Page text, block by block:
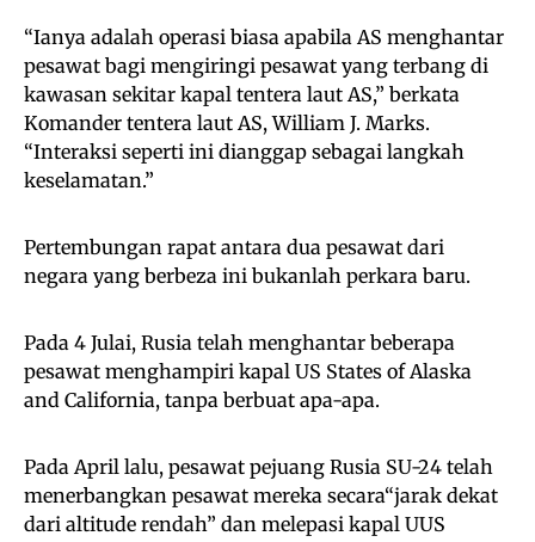
“Ianya adalah operasi biasa apabila AS menghantar
pesawat bagi mengiringi pesawat yang terbang di
kawasan sekitar kapal tentera laut AS,” berkata
Komander tentera laut AS, William J. Marks.
“Interaksi seperti ini dianggap sebagai langkah
keselamatan.”
Pertembungan rapat antara dua pesawat dari
negara yang berbeza ini bukanlah perkara baru.
Pada 4 Julai, Rusia telah menghantar beberapa
pesawat menghampiri kapal US States of Alaska
and California, tanpa berbuat apa-apa.
Pada April lalu, pesawat pejuang Rusia SU-24 telah
menerbangkan pesawat mereka secara“jarak dekat
dari altitude rendah” dan melepasi kapal UUS